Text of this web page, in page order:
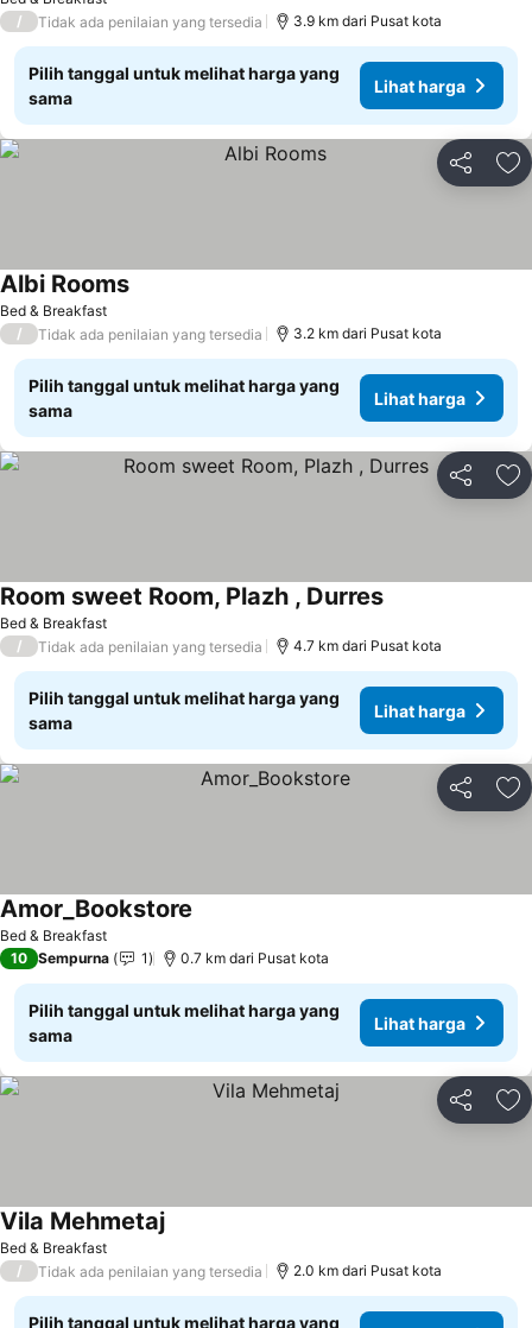
/ Tidak ada penilaian yang tersedia 3.9 km dari Pusat kota
Pilih tanggal untuk melihat harga yang
sama
Lihat harga
Bagikan
Bed & Breakfast
Albi RoomsLihat harga
/ Tidak ada penilaian yang tersedia 3.2 km dari Pusat kota
Pilih tanggal untuk melihat harga yang
sama
Lihat harga
Bagikan
Bed & Breakfast
Room sweet Room, Plazh , DurresLihat harga
/ Tidak ada penilaian yang tersedia 4.7 km dari Pusat kota
Pilih tanggal untuk melihat harga yang
sama
Lihat harga
Bagikan
Bed & Breakfast
Amor_Bookstore
10 Sempurna 1 0.7 km dari Pusat kota
Pilih tanggal untuk melihat harga yang
sama
Lihat harga
Bagikan
Bed & Breakfast
Vila MehmetajLihat harga
/ Tidak ada penilaian yang tersedia 2.0 km dari Pusat kota
Pilih tanggal untuk melihat harga yang